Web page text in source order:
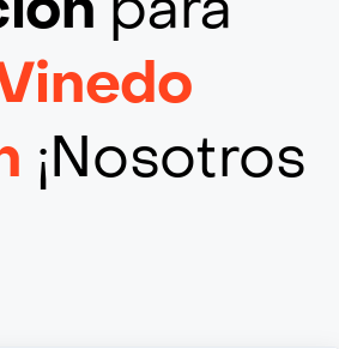
¡Nosotros